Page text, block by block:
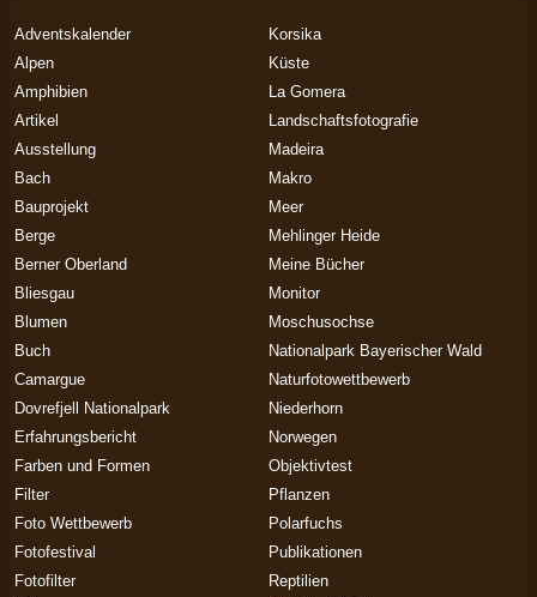
Adventskalender
Alpen
Amphibien
Artikel
Ausstellung
Bach
Bauprojekt
Berge
Berner Oberland
Bliesgau
Blumen
Buch
Camargue
Dovrefjell Nationalpark
Erfahrungsbericht
Farben und Formen
Filter
Foto Wettbewerb
Fotofestival
Fotofilter
Korsika
Küste
La Gomera
Landschaftsfotografie
Madeira
Makro
Meer
Mehlinger Heide
Meine Bücher
Monitor
Moschusochse
Nationalpark Bayerischer Wald
Naturfotowettbewerb
Niederhorn
Norwegen
Objektivtest
Pflanzen
Polarfuchs
Publikationen
Reptilien